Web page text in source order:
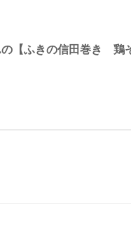
【ふきの信田巻き 鶏